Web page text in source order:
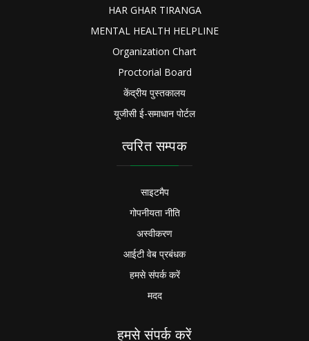
HAR GHAR TIRANGA
MENTAL HEALTH HELPLINE
Organization Chart
Proctorial Board
केंद्रीय पुस्तकालय
यूजीसी ई-समाधान पोर्टल
त्वरित सम्पक
साइटमैप
गोपनीयता नीति
अस्वीकरण
आईटी वेब प्रबंधक
हमसे संपर्क करें
मदद
हमसे संपर्क करें